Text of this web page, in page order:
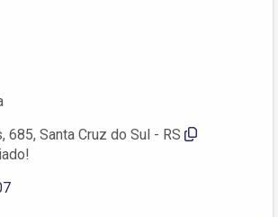
685, Santa Cruz do Sul - RS